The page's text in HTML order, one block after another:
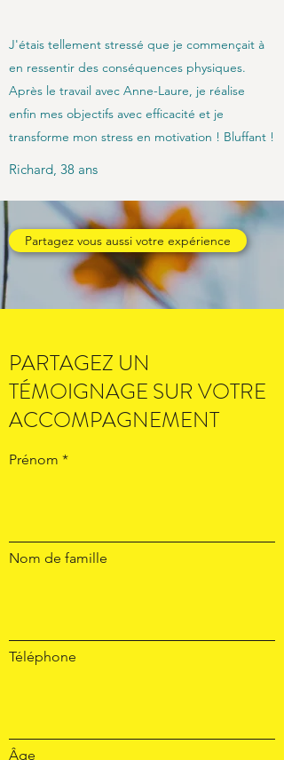
J'étais tellement stressé que je commençait à
en ressentir des conséquences physiques.
Après le travail avec Anne-Laure, je réalise
enfin mes objectifs avec efficacité et je
transforme mon stress en motivation ! Bluffant !
Richard, 38 ans
Partagez vous aussi votre expérience
PARTAGEZ UN
TÉMOIGNAGE SUR VOTRE
ACCOMPAGNEMENT
Prénom
Nom de famille
Téléphone
Âge